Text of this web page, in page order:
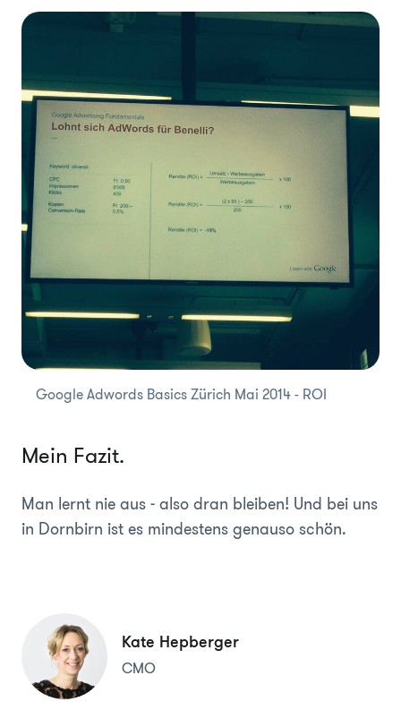
Google Adwords Basics Zürich Mai 2014 - ROI
Mein Fazit.
Man lernt nie aus - also dran bleiben! Und bei uns
in Dornbirn ist es mindestens genauso schön.
Kate Hepberger
CMO